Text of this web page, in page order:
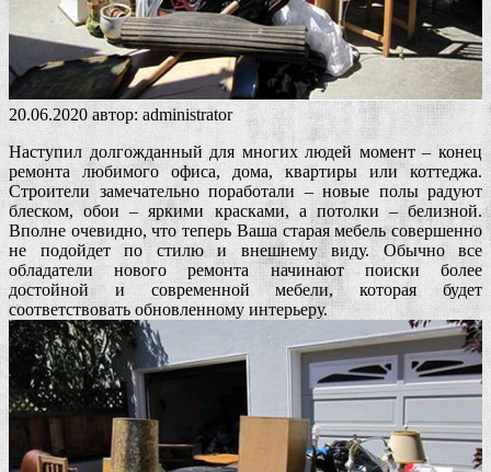
20.06.2020 автор: administrator
Наступил долгожданный для многих людей момент – конец
ремонта любимого офиса, дома, квартиры или коттеджа.
Строители замечательно поработали – новые полы радуют
блеском, обои – яркими красками, а потолки – белизной.
Вполне очевидно, что теперь Ваша старая мебель совершенно
не подойдет по стилю и внешнему виду. Обычно все
обладатели нового ремонта начинают поиски более
достойной и современной мебели, которая будет
соответствовать обновленному интерьеру.